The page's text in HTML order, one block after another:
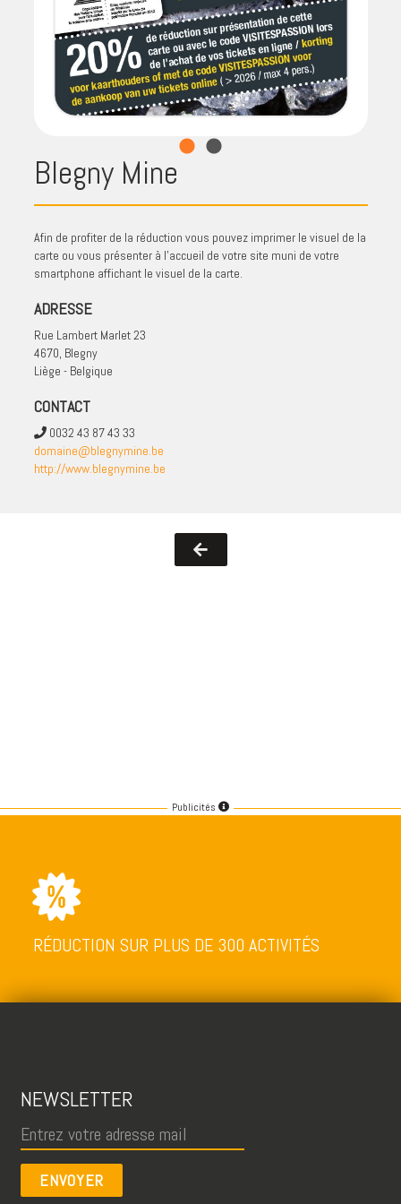
Blegny Mine
Afin de profiter de la réduction vous pouvez imprimer le visuel de la
carte ou vous présenter à l'accueil de votre site muni de votre
smartphone affichant le visuel de la carte.
ADRESSE
Rue Lambert Marlet 23
4670, Blegny
Liège - Belgique
CONTACT
0032 43 87 43 33
domaine@blegnymine.be
http://www.blegnymine.be
Publicités
RÉDUCTION SUR PLUS DE 300 ACTIVITÉS
NEWSLETTER
ENVOYER